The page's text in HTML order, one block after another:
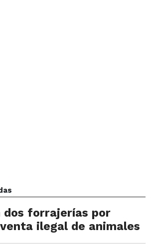
dos forrajerías por
ilegal de animales